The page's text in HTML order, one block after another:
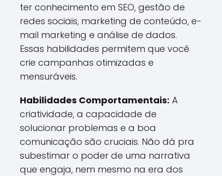
ter conhecimento em SEO, gestão de
redes sociais, marketing de conteúdo, e-
mail marketing e análise de dados.
Essas habilidades permitem que você
crie campanhas otimizadas e
mensuráveis.
Habilidades Comportamentais: A
criatividade, a capacidade de
solucionar problemas e a boa
comunicação são cruciais. Não dá pra
subestimar o poder de uma narrativa
que engaja, nem mesmo na era dos